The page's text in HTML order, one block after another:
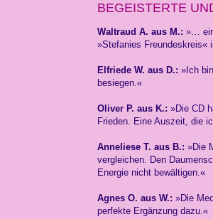
BEGEISTERTE
Waltraud A. aus M.: »…
»Stefanies Freundeskreis«
Elfriede W. aus D.: »Ich
besiegen.«
Oliver P. aus K.: »Die CD
Frieden. Eine Auszeit, die
Anneliese T. aus B.: »Die
vergleichen. Den
Energie nicht bewältigen.«
Agnes O. aus W.: »Die
perfekte Ergänzung dazu.«